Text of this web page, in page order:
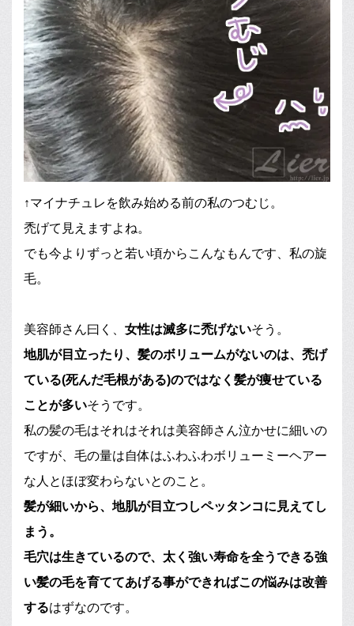
↑マイナチュレを飲み始める前の私のつむじ。
禿げて見えますよね。
でも今よりずっと若い頃からこんなもんです、私の旋
毛。
美容師さん曰く、 女性は滅多に禿げないそう。
地肌が目立ったり、髪のボリュームがないのは、禿げ
ている(死んだ毛根がある)のではなく髪が痩せている
ことが多いそうです。
私の髪の毛はそれはそれは美容師さん泣かせに細いの
ですが、毛の量は自体はふわふわボリューミーヘアー
な人とほぼ変わらないとのこと。
髪が細いから、地肌が目立つしペッタンコに見えてし
まう。
毛穴は生きているので、太く強い寿命を全うできる強
い髪の毛を育ててあげる事ができればこの悩みは改善
するはずなのです。